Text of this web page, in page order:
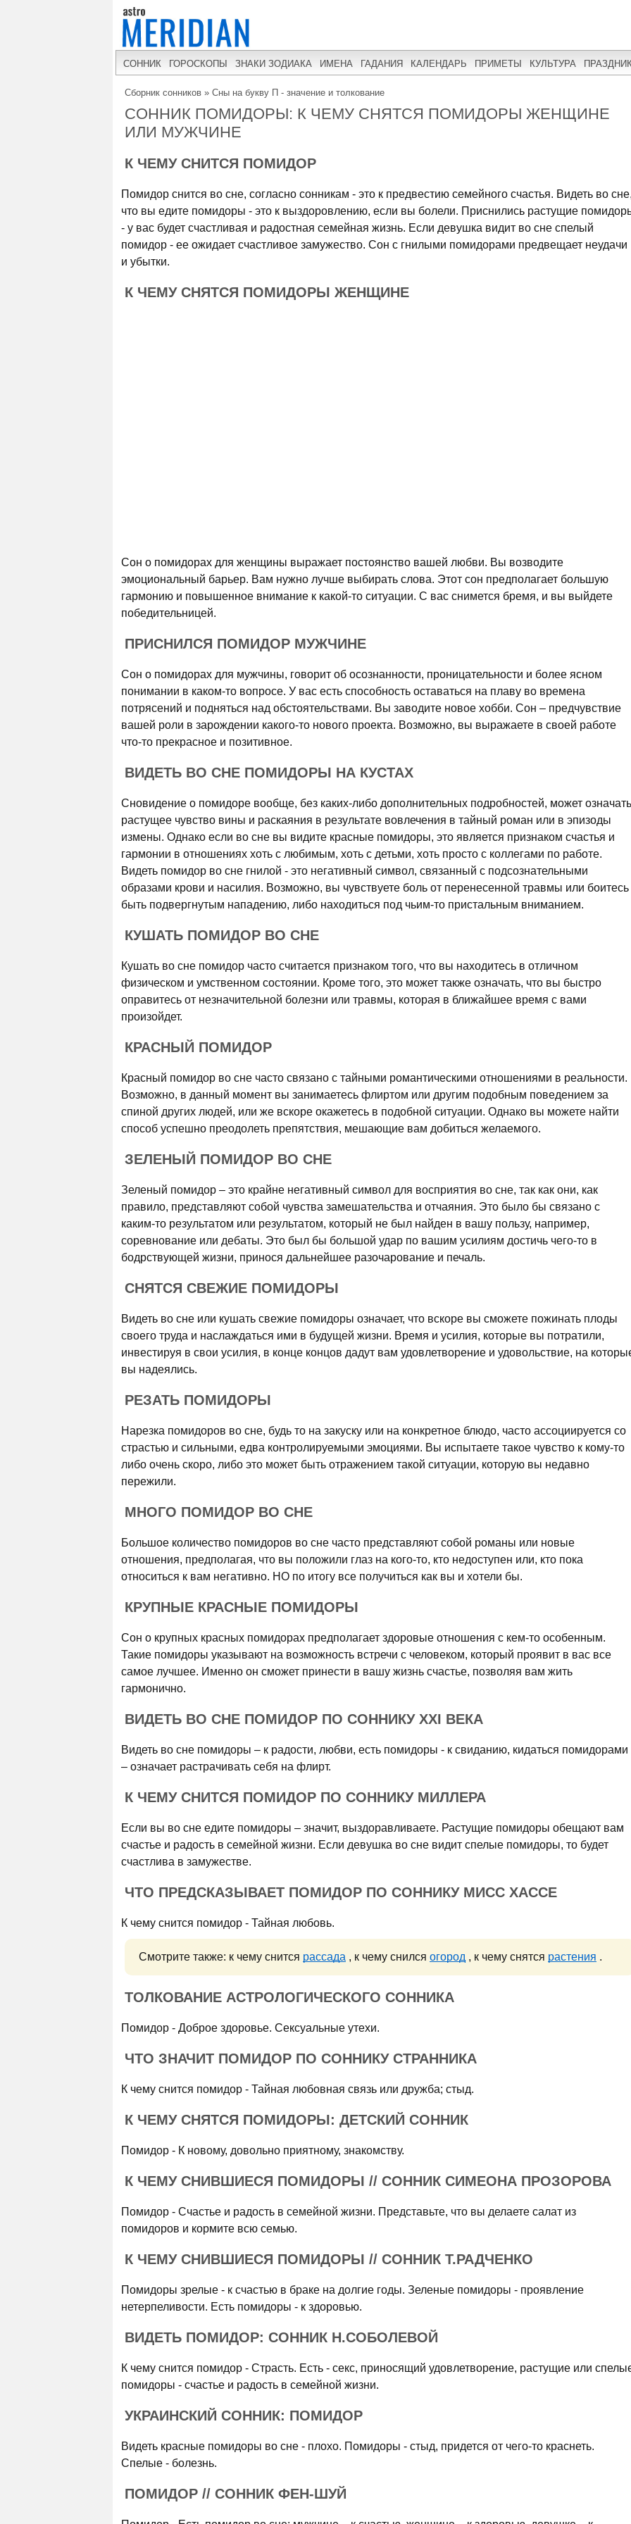
СОННИК ГОРОСКОПЫ ЗНАКИ ЗОДИАКА ИМЕНА ГАДАНИЯ КАЛЕНДАРЬ ПРИМЕТЫ КУЛЬТУРА
Сборник сонников » Сны на букву П - значение и толкование
СОННИК ПОМИДОРЫ: К ЧЕМУ СНЯТСЯ ПОМИДОРЫ ЖЕНЩИНЕ
ИЛИ МУЖЧИНЕ
К ЧЕМУ СНИТСЯ ПОМИДОР
Помидор снится во сне, согласно сонникам - это к предвестию семейного счастья. Видеть во
что вы едите помидоры - это к выздоровлению, если вы болели. Приснились растущие
- у вас будет счастливая и радостная семейная жизнь. Если девушка видит во сне спелый
помидор - ее ожидает счастливое замужество. Сон с гнилыми помидорами предвещает неудачи
и убытки.
К ЧЕМУ СНЯТСЯ ПОМИДОРЫ ЖЕНЩИНЕ
Сон о помидорах для женщины выражает постоянство вашей любви. Вы возводите
эмоциональный барьер. Вам нужно лучше выбирать слова. Этот сон предполагает большую
гармонию и повышенное внимание к какой-то ситуации. С вас снимется бремя, и вы выйдете
победительницей.
ПРИСНИЛСЯ ПОМИДОР МУЖЧИНЕ
Сон о помидорах для мужчины, говорит об осознанности, проницательности и более ясном
понимании в каком-то вопросе. У вас есть способность оставаться на плаву во времена
потрясений и подняться над обстоятельствами. Вы заводите новое хобби. Сон – предчувствие
вашей роли в зарождении какого-то нового проекта. Возможно, вы выражаете в своей работе
что-то прекрасное и позитивное.
ВИДЕТЬ ВО СНЕ ПОМИДОРЫ НА КУСТАХ
Сновидение о помидоре вообще, без каких-либо дополнительных подробностей, может означать
растущее чувство вины и раскаяния в результате вовлечения в тайный роман или в эпизоды
измены. Однако если во сне вы видите красные помидоры, это является признаком счастья и
гармонии в отношениях хоть с любимым, хоть с детьми, хоть просто с коллегами по работе.
Видеть помидор во сне гнилой - это негативный символ, связанный с подсознательными
образами крови и насилия. Возможно, вы чувствуете боль от перенесенной травмы или боитесь
быть подвергнутым нападению, либо находиться под чьим-то пристальным вниманием.
КУШАТЬ ПОМИДОР ВО СНЕ
Кушать во сне помидор часто считается признаком того, что вы находитесь в отличном
физическом и умственном состоянии. Кроме того, это может также означать, что вы быстро
оправитесь от незначительной болезни или травмы, которая в ближайшее время с вами
произойдет.
КРАСНЫЙ ПОМИДОР
Красный помидор во сне часто связано с тайными романтическими отношениями в реальности.
Возможно, в данный момент вы занимаетесь флиртом или другим подобным поведением за
спиной других людей, или же вскоре окажетесь в подобной ситуации. Однако вы можете найти
способ успешно преодолеть препятствия, мешающие вам добиться желаемого.
ЗЕЛЕНЫЙ ПОМИДОР ВО СНЕ
Зеленый помидор – это крайне негативный символ для восприятия во сне, так как они, как
правило, представляют собой чувства замешательства и отчаяния. Это было бы связано с
каким-то результатом или результатом, который не был найден в вашу пользу, например,
соревнование или дебаты. Это был бы большой удар по вашим усилиям достичь чего-то в
бодрствующей жизни, принося дальнейшее разочарование и печаль.
СНЯТСЯ СВЕЖИЕ ПОМИДОРЫ
Видеть во сне или кушать свежие помидоры означает, что вскоре вы сможете пожинать плоды
своего труда и наслаждаться ими в будущей жизни. Время и усилия, которые вы потратили,
инвестируя в свои усилия, в конце концов дадут вам удовлетворение и удовольствие, на
вы надеялись.
РЕЗАТЬ ПОМИДОРЫ
Нарезка помидоров во сне, будь то на закуску или на конкретное блюдо, часто ассоциируется со
страстью и сильными, едва контролируемыми эмоциями. Вы испытаете такое чувство к кому-то
либо очень скоро, либо это может быть отражением такой ситуации, которую вы недавно
пережили.
МНОГО ПОМИДОР ВО СНЕ
Большое количество помидоров во сне часто представляют собой романы или новые
отношения, предполагая, что вы положили глаз на кого-то, кто недоступен или, кто пока
относиться к вам негативно. НО по итогу все получиться как вы и хотели бы.
КРУПНЫЕ КРАСНЫЕ ПОМИДОРЫ
Сон о крупных красных помидорах предполагает здоровые отношения с кем-то особенным.
Такие помидоры указывают на возможность встречи с человеком, который проявит в вас все
самое лучшее. Именно он сможет принести в вашу жизнь счастье, позволяя вам жить
гармонично.
ВИДЕТЬ ВО СНЕ ПОМИДОР ПО СОННИКУ XXI ВЕКА
Видеть во сне помидоры – к радости, любви, есть помидоры - к свиданию, кидаться помидорами
– означает растрачивать себя на флирт.
К ЧЕМУ СНИТСЯ ПОМИДОР ПО СОННИКУ МИЛЛЕРА
Если вы во сне едите помидоры – значит, выздоравливаете. Растущие помидоры обещают вам
счастье и радость в семейной жизни. Если девушка во сне видит спелые помидоры, то будет
счастлива в замужестве.
ЧТО ПРЕДСКАЗЫВАЕТ ПОМИДОР ПО СОННИКУ МИСС ХАССЕ
К чему снится помидор - Тайная любовь.
Смотрите также: к чему снится рассада , к чему снился огород , к чему снятся растения .
ТОЛКОВАНИЕ АСТРОЛОГИЧЕСКОГО СОННИКА
Помидор - Доброе здоровье. Сексуальные утехи.
ЧТО ЗНАЧИТ ПОМИДОР ПО СОННИКУ СТРАННИКА
К чему снится помидор - Тайная любовная связь или дружба; стыд.
К ЧЕМУ СНЯТСЯ ПОМИДОРЫ: ДЕТСКИЙ СОННИК
Помидор - К новому, довольно приятному, знакомству.
К ЧЕМУ СНИВШИЕСЯ ПОМИДОРЫ // СОННИК СИМЕОНА ПРОЗОРОВА
Помидор - Счастье и радость в семейной жизни. Представьте, что вы делаете салат из
помидоров и кормите всю семью.
К ЧЕМУ СНИВШИЕСЯ ПОМИДОРЫ // СОННИК Т.РАДЧЕНКО
Помидоры зрелые - к счастью в браке на долгие годы. Зеленые помидоры - проявление
нетерпеливости. Есть помидоры - к здоровью.
ВИДЕТЬ ПОМИДОР: СОННИК Н.СОБОЛЕВОЙ
К чему снится помидор - Страсть. Есть - секс, приносящий удовлетворение, растущие или
помидоры - счастье и радость в семейной жизни.
УКРАИНСКИЙ СОННИК: ПОМИДОР
Видеть красные помидоры во сне - плохо. Помидоры - стыд, придется от чего-то краснеть.
Спелые - болезнь.
ПОМИДОР // СОННИК ФЕН-ШУЙ